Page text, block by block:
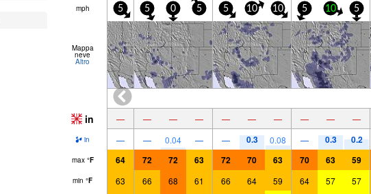
mph 5 5 0 5 5 10 10 5 10 5
Mappa
neve
Altro
in — — — — — — — — — —
in — — 0.04 — — 0.3 0.08 — 0.3 0.2
max °F 64 72 72 63 72 70 63 70 63 59
min °F 63 66 68 61 66 64 59 64 57 57